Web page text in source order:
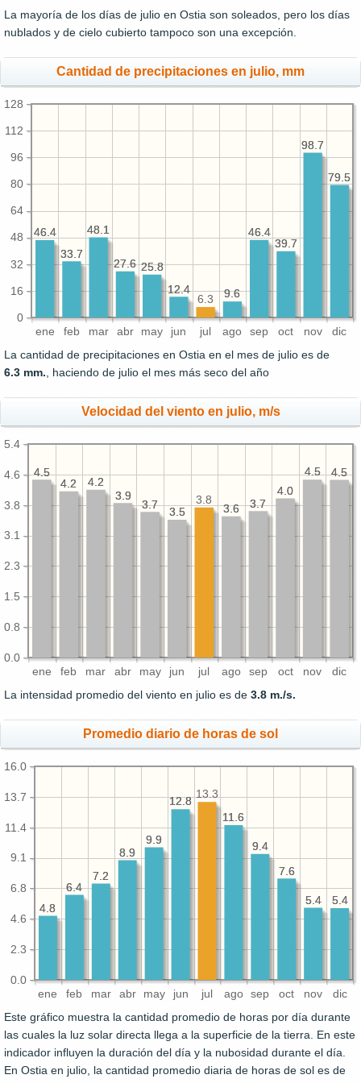
La mayoría de los días de julio en Ostia son soleados, pero los días
nublados y de cielo cubierto tampoco son una excepción.
Cantidad de precipitaciones en julio, mm
ene feb mar abr may jun jul ago sep oct nov dic
0
16
32
48
64
80
96
112
128
79.5
98.7
39.7
46.4
9.6
12.4
25.8
27.6
48.1
33.7
46.4
79.5
98.7
39.7
46.4
9.6
6.3
12.4
25.8
27.6
48.1
33.7
46.4
La cantidad de precipitaciones en Ostia en el mes de julio es de
6.3 mm., haciendo de julio el mes más seco del año
Velocidad del viento en julio, m/s
ene feb mar abr may jun jul ago sep oct nov dic
0.0
0.8
1.5
2.3
3.1
3.8
4.6
5.4
4.5
4.5
4.0
3.7
3.6
3.5
3.7
3.9
4.2
4.2
4.5 4.5
4.5
4.0
3.7
3.6
3.8
3.5
3.7
3.9
4.2
4.2
4.5
La intensidad promedio del viento en julio es de 3.8 m./s.
Promedio diario de horas de sol
ene feb mar abr may jun jul ago sep oct nov dic
0.0
2.3
4.6
6.8
9.1
11.4
13.7
16.0
5.4
5.4
7.6
9.4
11.6
12.8
9.9
8.9
7.2
6.4
4.8
5.4
5.4
7.6
9.4
11.6
13.3
12.8
9.9
8.9
7.2
6.4
4.8
Este gráfico muestra la cantidad promedio de horas por día durante
las cuales la luz solar directa llega a la superficie de la tierra. En este
indicador influyen la duración del día y la nubosidad durante el día.
En Ostia en julio, la cantidad promedio diaria de horas de sol es de